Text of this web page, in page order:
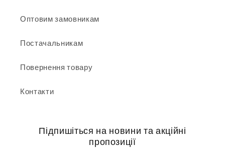
Оптовим замовникам
Постачальникам
Повернення товару
Контакти
Підпишіться на новини та акційні
пропозиції